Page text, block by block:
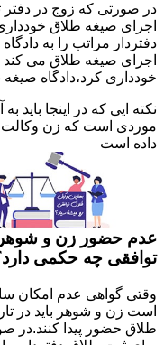
در صورتی که زوج در
اجرای صیغه طلاق
دفتردار مراتب را به
اجرای صیغه طلاق می کند
خودداری کرد،دادگاه
نکته ایی که در اینجا باید
موردی است که زن وکالت
داده است
عدم حضور زن و شوهر
توافقی چه حکمی
وقتی گواهی عدم امکان
است زن و شوهر باید در
طلاق حضور پیدا